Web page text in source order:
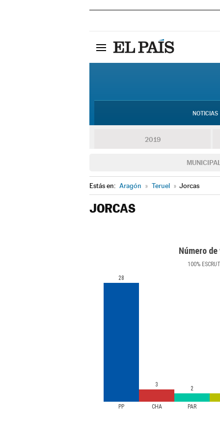
NOTICIAS
2019
Estás en: Aragón » Teruel » Jorcas
JORCAS
Número
100%
PP CHA PAR
28
3
2